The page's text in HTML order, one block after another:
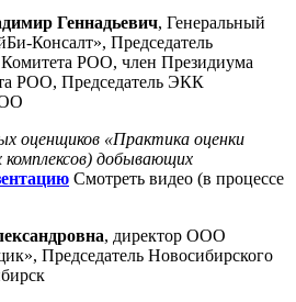
Геннадьевич, Генеральный
Консалт», Председатель
РОО, член Президиума
РОО, Председатель ЭКК
оценщиков «Практика оценки
добывающих
Смотреть видео (в процессе
, директор ООО
Председатель Новосибирского